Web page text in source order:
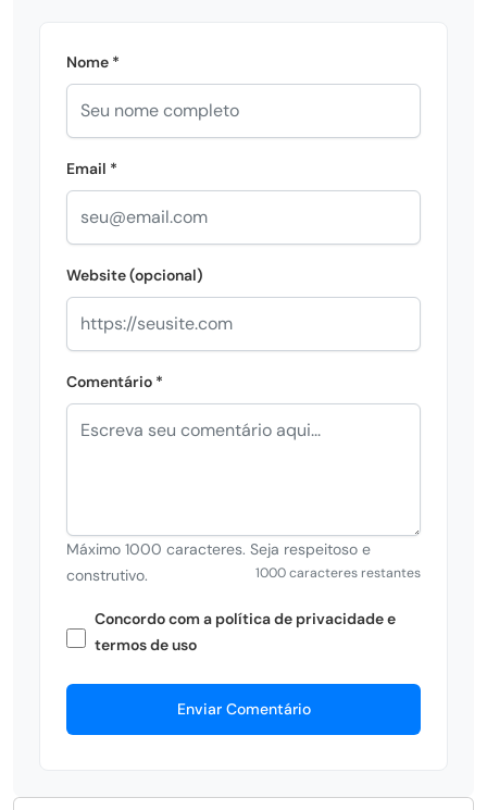
Nome *
Email *
Website (opcional)
Comentário *
Máximo 1000 caracteres. Seja respeitoso e
construtivo.
1000 caracteres restantes
Concordo com a política de privacidade e
termos de uso
Enviar Comentário